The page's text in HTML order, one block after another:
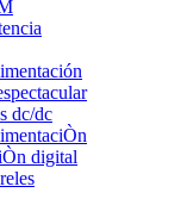
dc/dc
digital